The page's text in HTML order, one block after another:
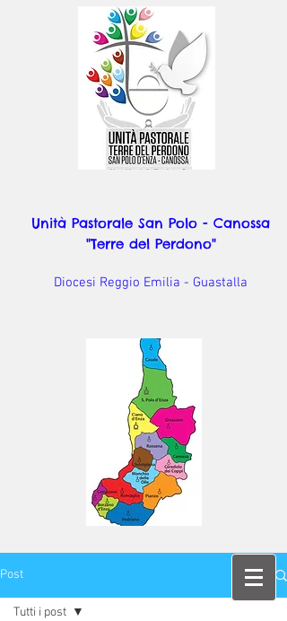
Unità Pastorale San Polo - Canossa
"Terre del Perdono"
Diocesi Reggio Emilia - Guastalla
Post
Tutti i post